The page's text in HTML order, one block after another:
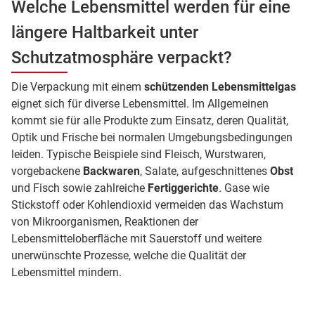
Welche Lebensmittel werden für eine
längere Haltbarkeit unter
Schutzatmosphäre verpackt?
Die Verpackung mit einem schützenden Lebensmittelgas
eignet sich für diverse Lebensmittel. Im Allgemeinen
kommt sie für alle Produkte zum Einsatz, deren Qualität,
Optik und Frische bei normalen Umgebungsbedingungen
leiden. Typische Beispiele sind Fleisch, Wurstwaren,
vorgebackene Backwaren, Salate, aufgeschnittenes Obst
und Fisch sowie zahlreiche Fertiggerichte. Gase wie
Stickstoff oder Kohlendioxid vermeiden das Wachstum
von Mikroorganismen, Reaktionen der
Lebensmitteloberfläche mit Sauerstoff und weitere
unerwünschte Prozesse, welche die Qualität der
Lebensmittel mindern.